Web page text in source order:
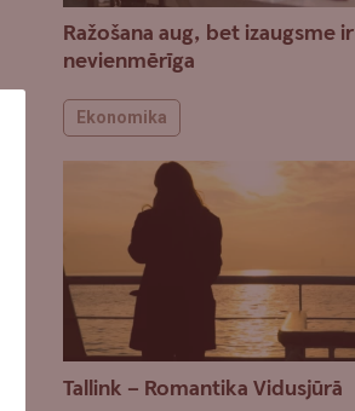
Ražošana aug, bet izaugsme ir
nevienmērīga
Ekonomika
Tallink – Romantika Vidusjūrā